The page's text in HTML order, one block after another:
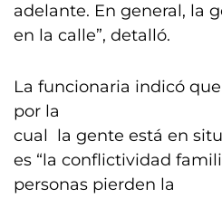
adelante. En general, la
en la calle”, detalló.
La funcionaria indicó
por la
cual la gente está en
es “la conflictividad
personas pierden la